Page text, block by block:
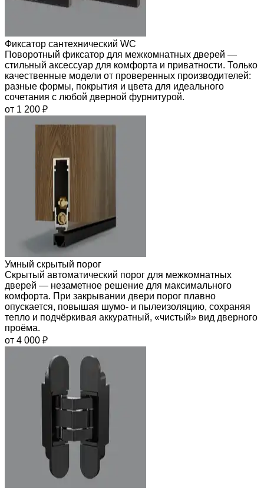
Фиксатор сантехнический WC
Поворотный фиксатор для межкомнатных дверей —
стильный аксессуар для комфорта и приватности. Только
качественные модели от проверенных производителей:
разные формы, покрытия и цвета для идеального
сочетания с любой дверной фурнитурой.
от 1 200 ₽
Умный скрытый порог
Скрытый автоматический порог для межкомнатных
дверей — незаметное решение для максимального
комфорта. При закрывании двери порог плавно
опускается, повышая шумо- и пылеизоляцию, сохраняя
тепло и подчёркивая аккуратный, «чистый» вид дверного
проёма.
от 4 000 ₽